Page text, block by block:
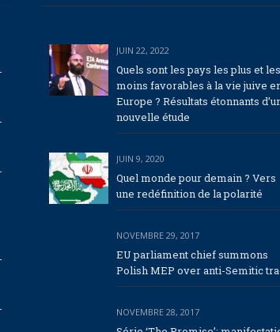
JUIN 22, 2022
Quels sont les pays les plus et les
moins favorables à la vie juive
Europe ? Résultats étonnants
nouvelle étude
JUIN 9, 2020
Quel monde pour demain ? Vers
une redéfinition de la polarité
NOVEMBRE 29, 2017
EU parliament chief summons
Polish MEP over anti-Semitic
NOVEMBRE 28, 2017